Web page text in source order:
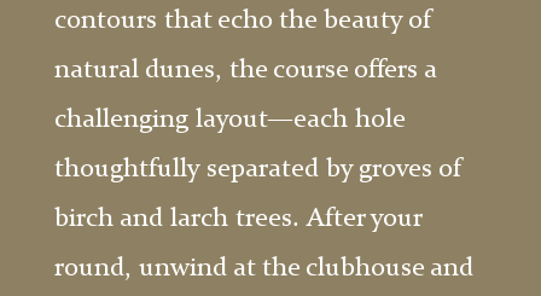
contours that echo the beauty of
natural dunes, the course offers a
challenging layout—each hole
thoughtfully separated by groves of
birch and larch trees. After your
round, unwind at the clubhouse and